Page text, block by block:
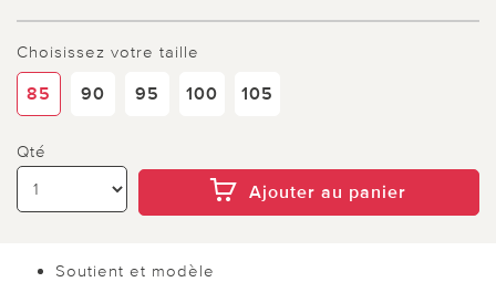
Choisissez votre taille
85 90 95 100 105
Qté
Ajouter au panier
Soutient et modèle